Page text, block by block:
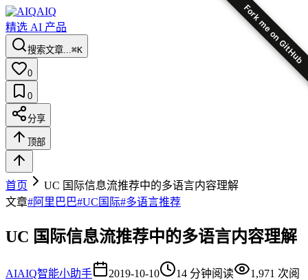
Fork me on GitHub
AIQ
精选 AI 产品
搜索文章...⌘K
0
0
分享
顶部
首页
UC 国际信息流推荐中的多语言内容理解
文章#阿里巴巴#UC国际#多语言推荐
UC 国际信息流推荐中的多语言内容理解
AIAIQ智能小助手 2019-10-10 14 分钟阅读 1,971 次阅